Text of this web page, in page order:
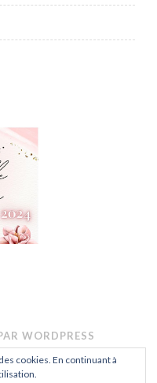
WORDPRESS
AUTOMATTIC.
cookies. En continuant à